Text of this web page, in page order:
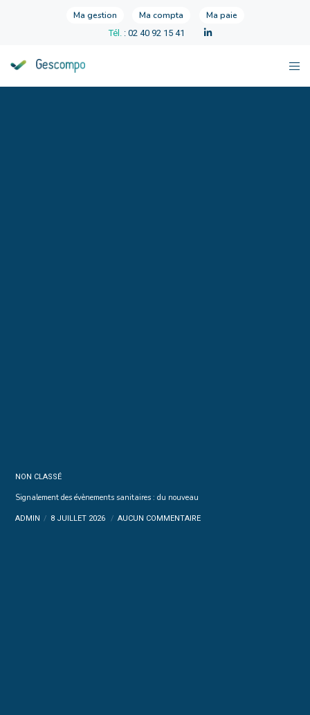
Ma gestion Ma compta Ma paie
Tél. : 02 40 92 15 41
NON CLASSÉ
Signalement des évènements sanitaires : du nouveau
ADMIN 8 JUILLET 2026 AUCUN COMMENTAIRE